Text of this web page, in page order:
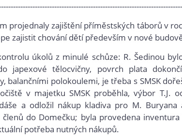
projednaly zajištění příměstských táborů v
zajistit chování dětí především v nové
úkolů z minulé schůze: R. Šedinou
japexové tělocvičny, povrch plata
balančními polokoulemi, je třeba s SMSK
v majetku SMSK proběhla, výbor T.J.
a odložil nákup kladiva pro M.
členů do Domečku; byla provedena
potřeba nutných nákupů.